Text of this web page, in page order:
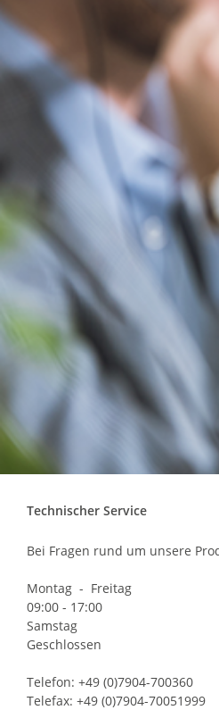
Technischer Service
Bei Fragen rund um unsere
Montag - Freitag
09:00 - 17:00
Samstag
Geschlossen
Telefon: +49 (0)7904-700360
Telefax: +49 (0)7904-70051999